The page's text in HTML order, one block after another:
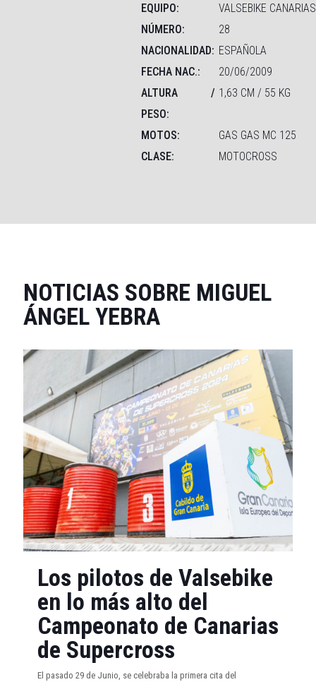
EQUIPO:
VALSEBIKE CANARIAS
NÚMERO:
28
NACIONALIDAD: ESPAÑOLA
FECHA NAC.:
20/06/2009
ALTURA /
PESO:
1,63 CM / 55 KG
MOTOS:
GAS GAS MC 125
CLASE:
MOTOCROSS
NOTICIAS SOBRE MIGUEL
ÁNGEL YEBRA
Los pilotos de Valsebike
en lo más alto del
Campeonato de Canarias
de Supercross
El pasado 29 de Junio, se celebraba la primera cita del